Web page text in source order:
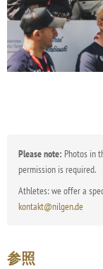
Please note: Photos in
permission is required.
Athletes: we offer a
kontakt@nilgen.de
参照